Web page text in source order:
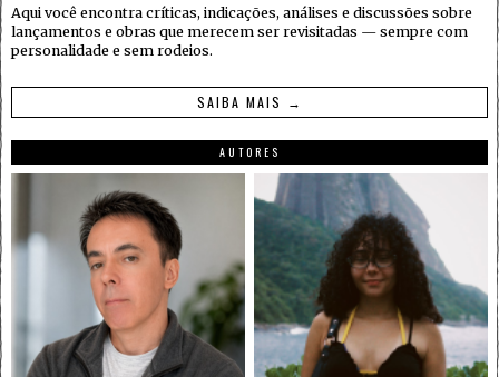
Aqui você encontra críticas, indicações, análises e discussões sobre
lançamentos e obras que merecem ser revisitadas — sempre com
personalidade e sem rodeios.
SAIBA MAIS →
AUTORES